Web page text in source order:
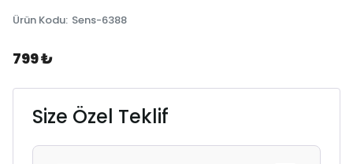
Ürün Kodu: Sens-6388
799 ₺
Size Özel Teklif